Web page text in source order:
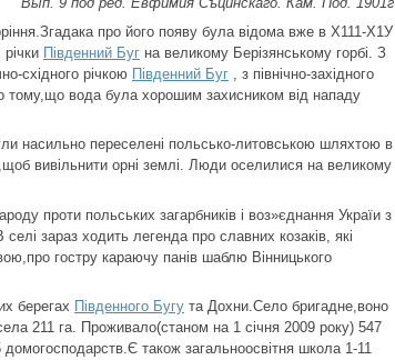
про його появу була відома вже в Х111-Х1У
Південний Буг на великому Берізянському горбі. З
східного річкою Південний Буг , з північно-західного
тому,що вода була хорошим захисником від нападу
насильно переселені польсько-литовською шляхтою в
вивільнити орні землі. Люди оселилися на великому
проти польських загарбників і воз»єднання Україи з
зараз ходить легенда про славних козаків, які
гостру караючу панів шаблю Вінницького
берегах Південного Бугу та Дохни.Село бригадне,воно
211 га. Проживало(станом на 1 січня 2009 року) 547
також загальноосвітня школа 1-11